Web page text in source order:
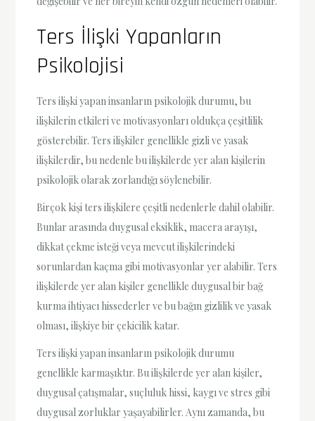
Ters İlişki Yapanların
Psikolojisi
Ters ilişki yapan insanların psikolojik durumu, bu
ilişkilerin etkileri ve motivasyonları oldukça çeşitlilik
gösterebilir. Ters ilişkiler genellikle gizli ve yasak
ilişkilerdir, bu nedenle bu ilişkilerde yer alan kişilerin
psikolojik olarak zorlandığı söylenebilir.
Birçok kişi ters ilişkilere çeşitli nedenlerle dahil olabilir.
Bunlar arasında duygusal eksiklik, macera arayışı,
dikkat çekme isteği veya mevcut ilişkilerindeki
sorunlardan kaçma gibi motivasyonlar yer alabilir. Ters
ilişkilerde yer alan kişiler genellikle duygusal bir bağ
kurma ihtiyacı hissederler ve bu bağın gizlilik ve yasak
olması, ilişkiye bir çekicilik katar.
Ters ilişki yapan insanların psikolojik durumu
genellikle karmaşıktır. Bu ilişkilerde yer alan kişiler,
duygusal çatışmalar, suçluluk hissi, kaygı ve stres gibi
duygusal zorluklar yaşayabilirler. Aynı zamanda, bu